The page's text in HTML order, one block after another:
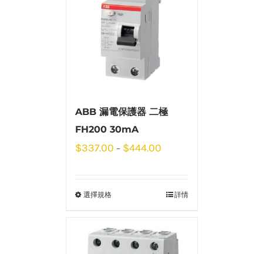
ABB 漏電保護器 二極
FH200 30mA
$337.00 – $444.00
選擇規格 詳情